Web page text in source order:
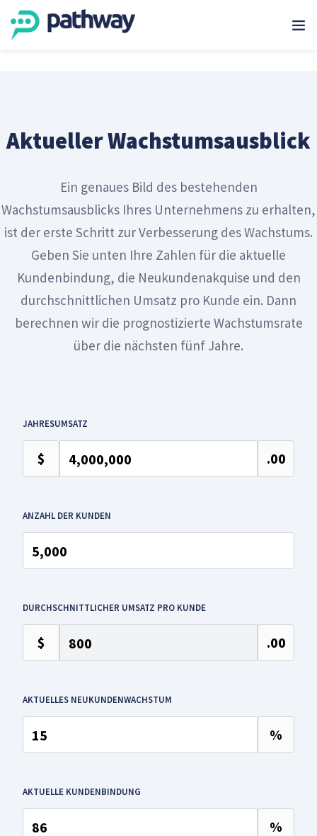
Aktueller Wachstumsausblick
Ein genaues Bild des bestehenden
Wachstumsausblicks Ihres Unternehmens zu erhalten,
ist der erste Schritt zur Verbesserung des Wachstums.
Geben Sie unten Ihre Zahlen für die aktuelle
Kundenbindung, die Neukundenakquise und den
durchschnittlichen Umsatz pro Kunde ein. Dann
berechnen wir die prognostizierte Wachstumsrate
über die nächsten fünf Jahre.
JAHRESUMSATZ
$ .00
ANZAHL DER KUNDEN
DURCHSCHNITTLICHER UMSATZ PRO KUNDE
$ .00
AKTUELLES NEUKUNDENWACHSTUM
%
AKTUELLE KUNDENBINDUNG
%